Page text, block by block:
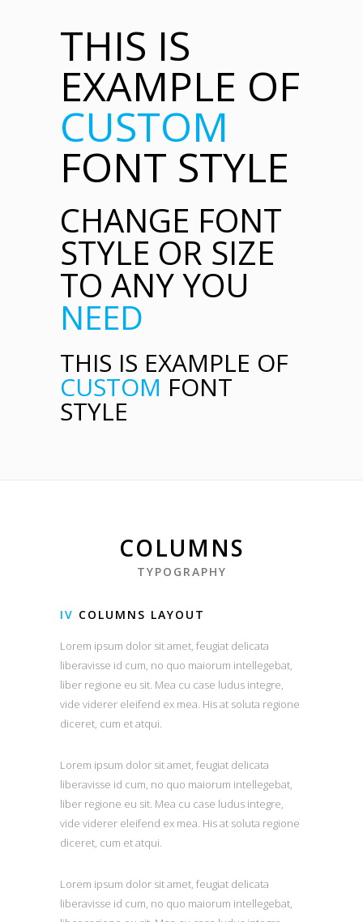
THIS IS
EXAMPLE OF
CUSTOM
FONT STYLE
CHANGE FONT
STYLE OR SIZE
TO ANY YOU
NEED
THIS IS EXAMPLE OF
CUSTOM FONT
STYLE
COLUMNS
TYPOGRAPHY
IV COLUMNS LAYOUT
Lorem ipsum dolor sit amet, feugiat delicata
liberavisse id cum, no quo maiorum intellegebat,
liber regione eu sit. Mea cu case ludus integre,
vide viderer eleifend ex mea. His at soluta regione
diceret, cum et atqui.
Lorem ipsum dolor sit amet, feugiat delicata
liberavisse id cum, no quo maiorum intellegebat,
liber regione eu sit. Mea cu case ludus integre,
vide viderer eleifend ex mea. His at soluta regione
diceret, cum et atqui.
Lorem ipsum dolor sit amet, feugiat delicata
liberavisse id cum, no quo maiorum intellegebat,